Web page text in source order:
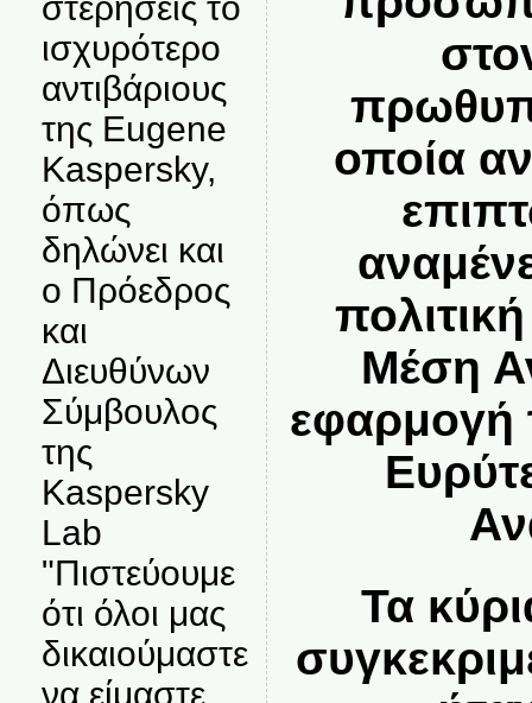
ισχυρότερο
αντιβάριους
της Eugene
Kaspersky,
όπως
δηλώνει και
ο Πρόεδρος
και
Διευθύνων
Σύμβουλος
της
Kaspersky
Lab
"Πιστεύουμε
ότι όλοι μας
δικαιούμαστε
να είμαστε
οποία
Μέση
εφαρμογή
Τα